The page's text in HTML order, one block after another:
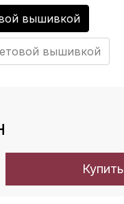
вышивкой
вышивкой
Купить